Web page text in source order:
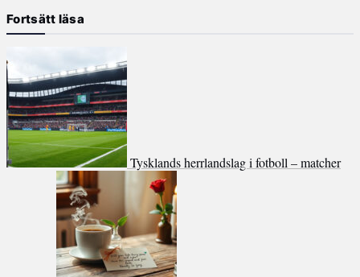
Fortsätt läsa
Tysklands herrlandslag i fotboll – matcher